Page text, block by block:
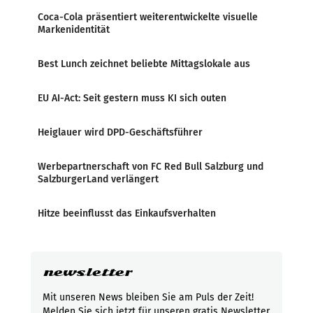
Coca-Cola präsentiert weiterentwickelte visuelle
Markenidentität
Best Lunch zeichnet beliebte Mittagslokale aus
EU AI-Act: Seit gestern muss KI sich outen
Heiglauer wird DPD-Geschäftsführer
Werbepartnerschaft von FC Red Bull Salzburg und
SalzburgerLand verlängert
Hitze beeinflusst das Einkaufsverhalten
newsletter
Mit unseren News bleiben Sie am Puls der Zeit!